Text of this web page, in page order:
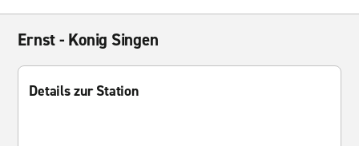
Ernst - Konig Singen
Details zur Station